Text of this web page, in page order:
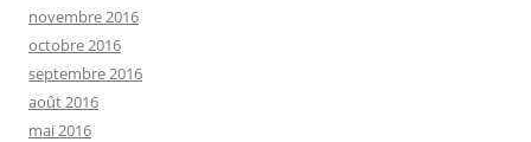
novembre 2016
octobre 2016
septembre 2016
août 2016
mai 2016